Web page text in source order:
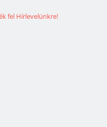
fel Hírlevelünkre!